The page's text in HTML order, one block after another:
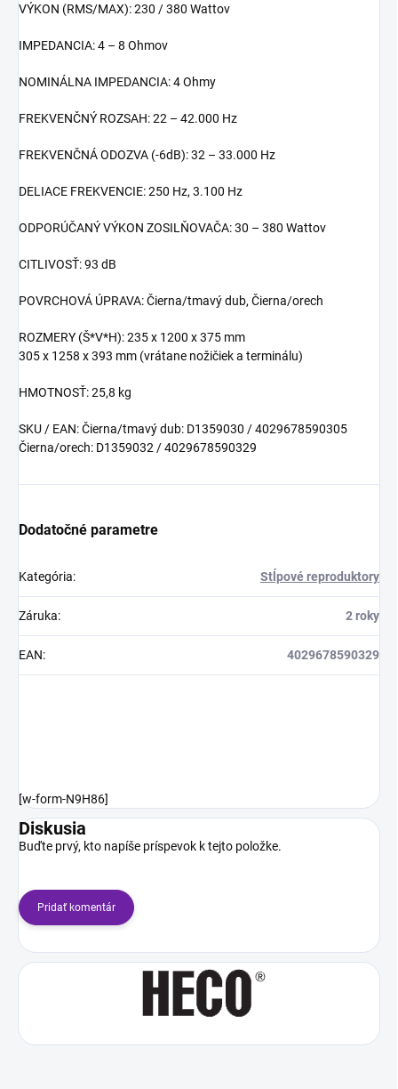
VÝKON (RMS/MAX): 230 / 380 Wattov
IMPEDANCIA: 4 – 8 Ohmov
NOMINÁLNA IMPEDANCIA: 4 Ohmy
FREKVENČNÝ ROZSAH: 22 – 42.000 Hz
FREKVENČNÁ ODOZVA (-6dB): 32 – 33.000 Hz
DELIACE FREKVENCIE: 250 Hz, 3.100 Hz
ODPORÚČANÝ VÝKON ZOSILŇOVAČA: 30 – 380 Wattov
CITLIVOSŤ: 93 dB
POVRCHOVÁ ÚPRAVA: Čierna/tmavý dub, Čierna/orech
ROZMERY (Š*V*H): 235 x 1200 x 375 mm
305 x 1258 x 393 mm (vrátane nožičiek a terminálu)
HMOTNOSŤ: 25,8 kg
SKU / EAN: Čierna/tmavý dub: D1359030 / 4029678590305
Čierna/orech: D1359032 / 4029678590329
Dodatočné parametre
Kategória: Stĺpové reproduktory
Záruka: 2 roky
EAN: 4029678590329
[w-form-N9H86]
Diskusia
Buďte prvý, kto napíše príspevok k tejto položke.
Pridať komentár